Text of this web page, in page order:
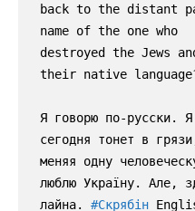
back to the distant
name of the one who
destroyed the Jews
their native
Я говорю по-русски.
сегодня тонет в
меняя одну
люблю Україну. Але,
лайна. #Скрябін